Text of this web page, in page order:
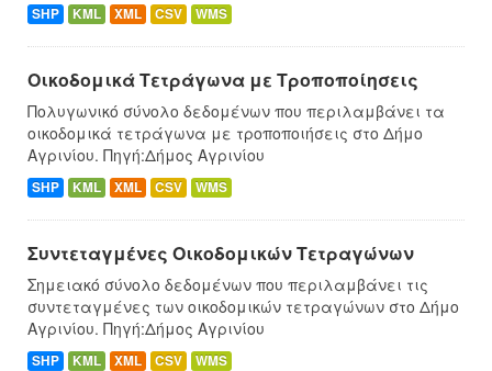
SHP KML XML CSV WMS
Οικοδομικά Τετράγωνα με Τροποποίησεις
Πολυγωνικό σύνολο δεδομένων που περιλαμβάνει τα
οικοδομικά τετράγωνα με τροποποιήσεις στο Δήμο
Αγρινίου. Πηγή:Δήμος Αγρινίου
SHP KML XML CSV WMS
Συντεταγμένες Oικοδομικών Tετραγώνων
Σημειακό σύνολο δεδομένων που περιλαμβάνει τις
συντεταγμένες των οικοδομικών τετραγώνων στο Δήμο
Αγρινίου. Πηγή:Δήμος Αγρινίου
SHP KML XML CSV WMS